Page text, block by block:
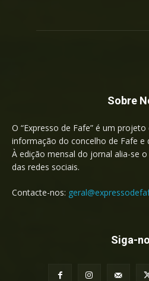
Sobre
O “Expresso de Fafe” é um
informação do concelho de Fafe e
À edição mensal do jornal alia-se
das redes sociais.
Contacte-nos:
Siga-